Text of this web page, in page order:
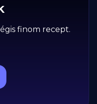
finom recept.